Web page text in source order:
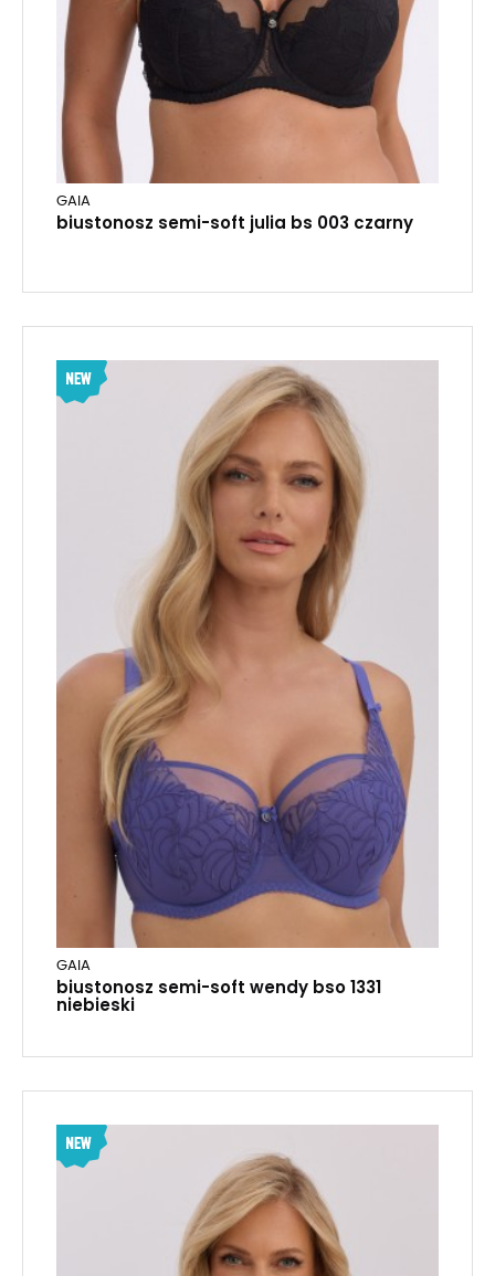
GAIA
biustonosz semi-soft julia bs 003 czarny
GAIA
biustonosz semi-soft wendy bso 1331
niebieski